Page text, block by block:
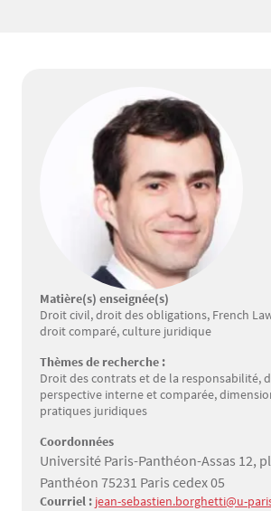
Matière(s) enseignée(s)
Droit civil, droit des obligations, French
droit comparé, culture juridique
Thèmes de recherche :
Droit des contrats et de la responsabilité,
perspective interne et comparée,
pratiques juridiques
Coordonnées
Université Paris-Panthéon-Assas 12,
Panthéon 75231 Paris cedex 05
Courriel : jean-sebastien.borghetti@u-